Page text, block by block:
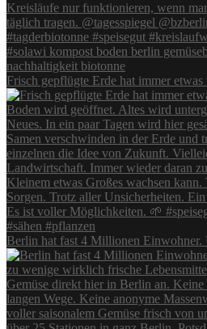
Frisch gepflügte Erde hat immer
Berlin hat fast 4 Millionen Einwohner.